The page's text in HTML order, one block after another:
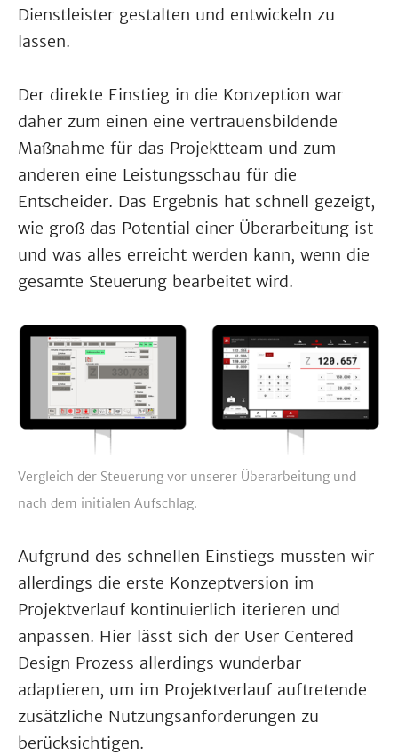
Dienstleister gestalten und entwickeln zu
lassen.
Der direkte Einstieg in die Konzeption war
daher zum einen eine vertrauensbildende
Maßnahme für das Projektteam und zum
anderen eine Leistungsschau für die
Entscheider. Das Ergebnis hat schnell gezeigt,
wie groß das Potential einer Überarbeitung ist
und was alles erreicht werden kann, wenn die
gesamte Steuerung bearbeitet wird.
Vergleich der Steuerung vor unserer Überarbeitung und
nach dem initialen Aufschlag.
Aufgrund des schnellen Einstiegs mussten wir
allerdings die erste Konzeptversion im
Projektverlauf kontinuierlich iterieren und
anpassen. Hier lässt sich der User Centered
Design Prozess allerdings wunderbar
adaptieren, um im Projektverlauf auftretende
zusätzliche Nutzungsanforderungen zu
berücksichtigen.